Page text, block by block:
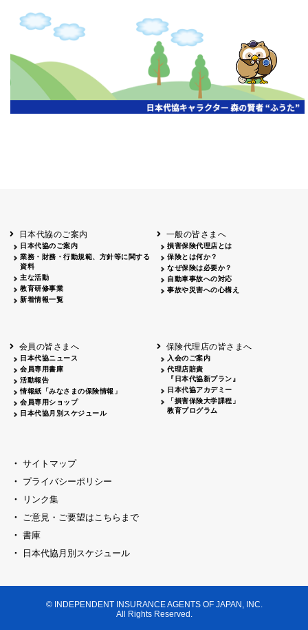
申し訳ございません、この年度の情報はまだありません。
日本代協のご案内
日本代協のご案内
業務・財務・行動規範、方針等に関する
資料
主な活動
教育研修事業
新着情報一覧
一般の皆さまへ
損害保険代理店とは
保険とは何か？
なぜ保険は必要か？
自動車事故への対応
事故や災害への心構え
会員の皆さまへ
日本代協ニュース
会員専用書庫
活動報告
情報紙「みなさまの保険情報」
会員専用ショップ
日本代協月別スケジュール
保険代理店の皆さまへ
入会のご案内
代理店賠責
『日本代協新プラン』
日本代協アカデミー
「損害保険大学課程」
教育プログラム
サイトマップ
プライバシーポリシー
リンク集
ご意見・ご要望はこちらまで
書庫
日本代協月別スケジュール
© INDEPENDENT INSURANCE AGENTS OF JAPAN, INC.
All Rights Reserved.